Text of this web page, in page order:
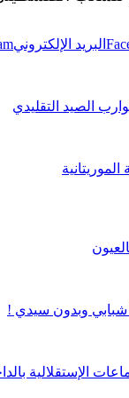
البريد الإلكتروني
الصيد التقليدي
شبابي وبدون سيدي !
الإستقلالية